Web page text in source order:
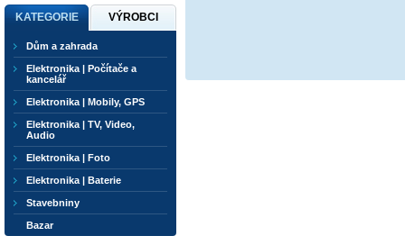
KATEGORIE VÝROBCI
Dům a zahrada
Elektronika | Počítače a
kancelář
Elektronika | Mobily, GPS
Elektronika | TV, Video,
Audio
Elektronika | Foto
Elektronika | Baterie
Stavebniny
Bazar